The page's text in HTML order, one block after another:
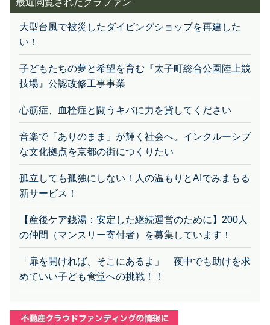
大型台風で被災したダイビングショップを再建した
い！
子どもたちの夢と希望を育む『太子町総合公園陸上競
技場』公認改修工事事業
心筋症、血栓症と闘うキバに力を貸してください
音楽で「ありのまま」が輝く社会へ。インクルーシブ
な文化拠点を京都の街につくりたい
孤立しても孤独にしない！人の温もりとAIでみまもる
新サービス！
【産後ケア銭湯：安定した継続運営のために】200人
の仲間（マンスリー寄付者）を募集しています！
「扉を開ければ、そこにあるよ」 夜中でも助けを求
めていい子ども食堂への挑戦！！